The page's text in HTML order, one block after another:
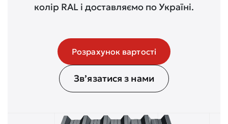
колір RAL і доставляємо по Україні.
Розрахунок вартості
Зв’язатися з нами